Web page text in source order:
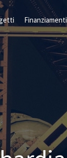
Finanziamenti